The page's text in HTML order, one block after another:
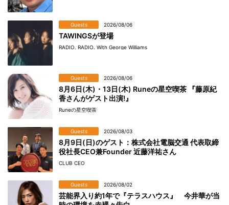
Guests 2026/08/06
TAWINGSが登場
RADIO. RADIO. With George Williams
Guests 2026/08/06
8月6日(木)・13日(木) Runeの星空喫茶 『藤原紀
香さんがゲスト出演!』
Runeの星空喫茶
Guests 2026/08/03
8月9日(日)のゲスト：株式会社電脳交通 代表取締
役社長CEO兼Founder 近藤洋祐さん
CLUB CEO
Guests 2026/08/02
芸能界入り約1年で『テラスハウス』 今井華が当